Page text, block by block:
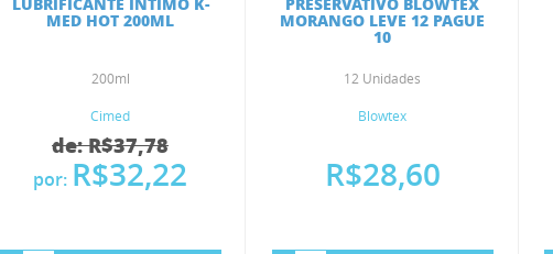
MED HOT 200ML
200ml
Cimed
de: R$37,78
por: R$32,22
MORANGO LEVE 12 PAGUE
10
12 Unidades
Blowtex
R$28,60